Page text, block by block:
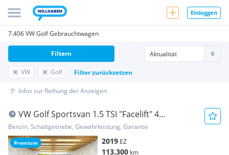
Einloggen
7.406 VW Golf Gebrauchtwagen
VW Golf Filter zurücksetzen
Filtern
Infos zur Reihung der Anzeigen
Premium
VW Golf Sportsvan 1.5 TSI "Facelift" 4
Zylinder*AH...
Benzin, Schaltgetriebe, Gewährleistung, Garantie
2019 EZ
113.300 km